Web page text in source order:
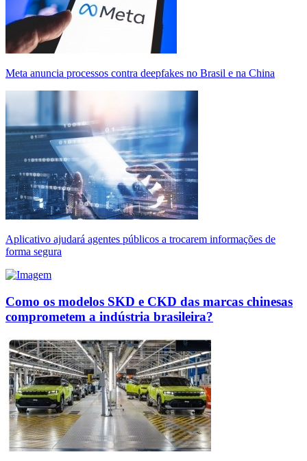
Meta anuncia processos contra deepfakes no Brasil e na China
Aplicativo ajudará agentes públicos a trocarem informações de
forma segura
Como os modelos SKD e CKD das marcas chinesas
comprometem a indústria brasileira?